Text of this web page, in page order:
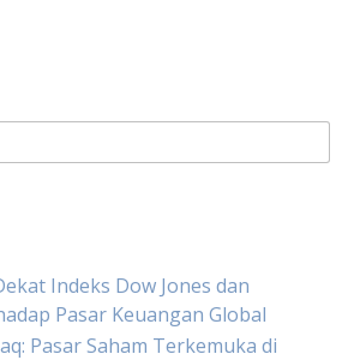
Indeks Dow Jones dan
Pasar Keuangan Global
Pasar Saham Terkemuka di